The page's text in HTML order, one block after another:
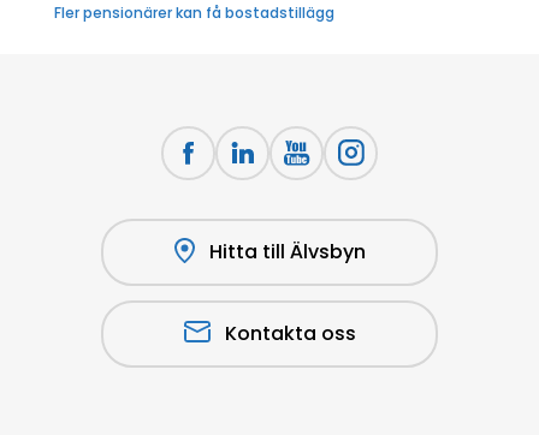
Fler pensionärer kan få bostadstillägg
Hitta till Älvsbyn
Kontakta oss